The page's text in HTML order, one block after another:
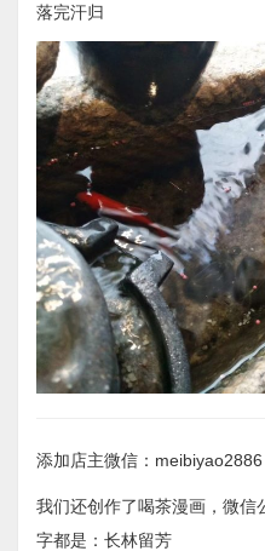
落完汗归
添加店主微信：meibiyao2886
我们还创作了喝茶漫画，微信
字都是：长林留芳